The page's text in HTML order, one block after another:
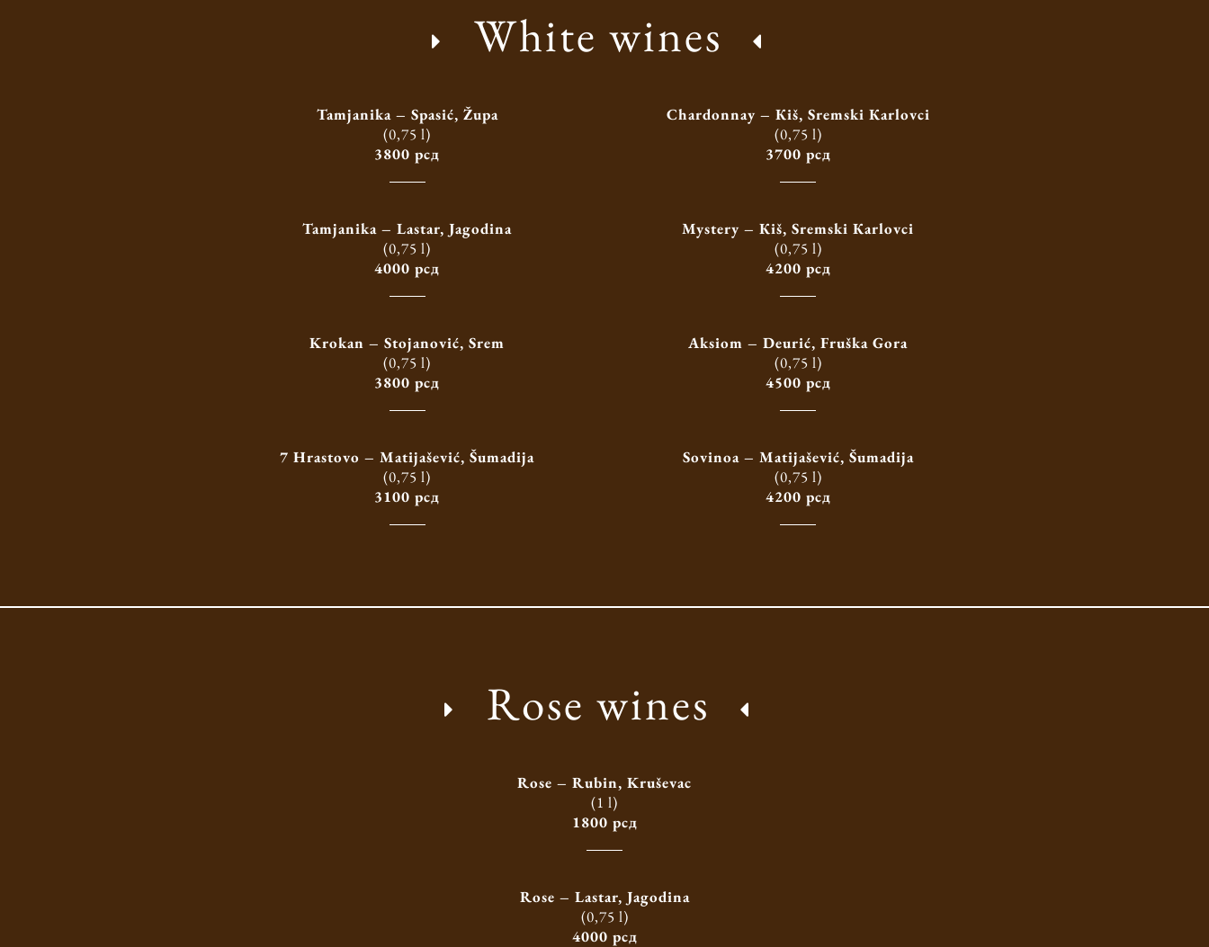
White wines
Tamjanika – Spasić, Župa
(0,75 l)
3800 рсд
Tamjanika – Lastar, Jagodina
(0,75 l)
4000 рсд
Krokan – Stojanović, Srem
(0,75 l)
3800 рсд
7 Hrastovo – Matijašević, Šumadija
(0,75 l)
3100 рсд
Chardonnay – Кiš, Sremski Кarlovci
(0,75 l)
3700 рсд
Mystery – Кiš, Sremski Кarlovci
(0,75 l)
4200 рсд
Aksiom – Deurić, Fruška Gora
(0,75 l)
4500 рсд
Sovinoa – Matijašević, Šumadija
(0,75 l)
4200 рсд
Rose wines
Rose – Rubin, Kruševac
(1 l)
1800 рсд
Rose – Lastar, Jagodina
(0,75 l)
4000 рсд